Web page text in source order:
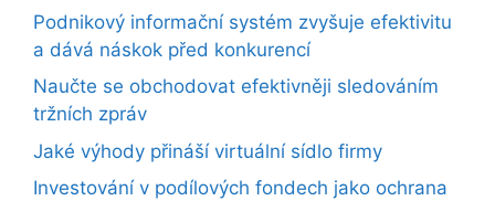
Podnikový informační systém zvyšuje efektivitu
a dává náskok před konkurencí
Naučte se obchodovat efektivněji sledováním
tržních zpráv
Jaké výhody přináší virtuální sídlo firmy
Investování v podílových fondech jako ochrana